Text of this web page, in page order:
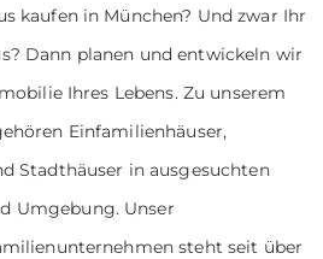
kaufen in München? Und zwar Ihr
Dann planen und entwickeln wir
Ihres Lebens. Zu unserem
Einfamilienhäuser,
Stadthäuser in ausgesuchten
Umgebung. Unser
steht seit über